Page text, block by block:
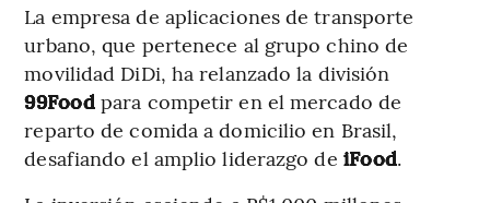
La empresa de aplicaciones de transporte
urbano, que pertenece al grupo chino de
movilidad DiDi, ha relanzado la división
99Foodpara competir en el mercado de
reparto de comida a domicilio en Brasil,
desafiando el amplio liderazgo de iFood.